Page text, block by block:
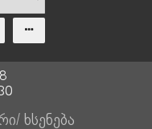
ხსენება